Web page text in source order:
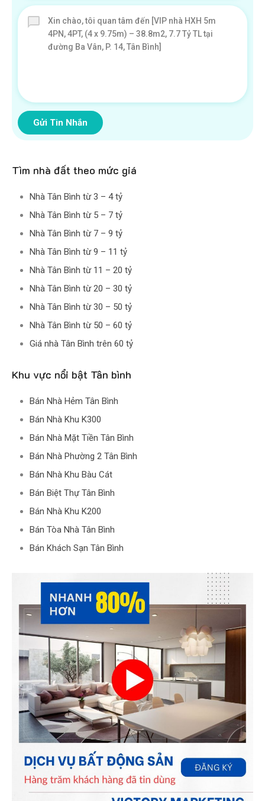
Gửi Tin Nhắn
Tìm nhà đất theo mức giá
Nhà Tân Bình từ 3 – 4 tỷ
Nhà Tân Bình từ 5 – 7 tỷ
Nhà Tân Bình từ 7 – 9 tỷ
Nhà Tân Bình từ 9 – 11 tỷ
Nhà Tân Bình từ 11 – 20 tỷ
Nhà Tân Bình từ 20 – 30 tỷ
Nhà Tân Bình từ 30 – 50 tỷ
Nhà Tân Bình từ 50 – 60 tỷ
Giá nhà Tân Bình trên 60 tỷ
Khu vực nổi bật Tân bình
Bán Nhà Hẻm Tân Bình
Bán Nhà Khu K300
Bán Nhà Mặt Tiền Tân Bình
Bán Nhà Phường 2 Tân Bình
Bán Nhà Khu Bàu Cát
Bán Biệt Thự Tân Bình
Bán Nhà Khu K200
Bán Tòa Nhà Tân Bình
Bán Khách Sạn Tân Bình